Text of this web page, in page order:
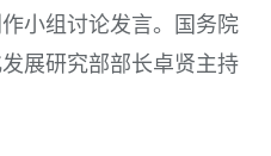
小组讨论发言。国务院
展研究部部长卓贤主持